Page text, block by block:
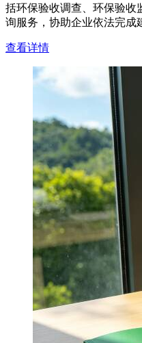
括环保验收调查、环保验收
询服务，协助企业依法完成
查看详情